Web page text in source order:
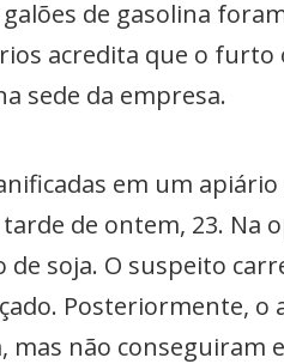
de gasolina
acredita que o
sede da empresa.
em um
de ontem, 23. Na
soja. O suspeito
Posteriormente, o
mas não